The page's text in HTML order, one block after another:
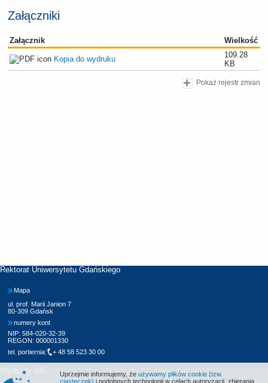
Załączniki
Załącznik Wielkość
Kopia do wydruku
109.28
KB
Pokaż rejestr zmian
Rektorat Uniwersytetu Gdańskiego
Mapa
ul. prof. Marii Janion 7
80-309 Gdańsk
numery kont
NIP: 584-020-32-39
REGON: 000001330
tel. portiernia:
+ 48 58 523 30 00
Wydziały UG Uprzejmie informujemy, że używamy plików cookie (tzw.
ciasteczek) i podobnych technologii w celach autoryzacji, zbierania